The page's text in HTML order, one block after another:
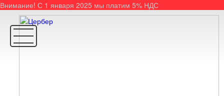
Внимание! С 1 января 2025 мы платим 5% НДС